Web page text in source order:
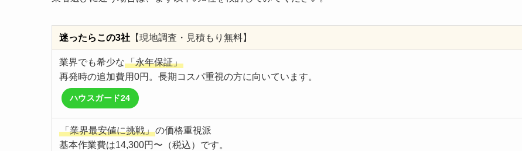
迷ったらこの3社 【現地調査・見積もり無料】
業界でも希少な「永年保証」
再発時の追加費用0円。長期コスパ重視の方に向いています。
ハウスガード24
「業界最安値に挑戦」の価格重視派
基本作業費は14,300円〜（税込）です。